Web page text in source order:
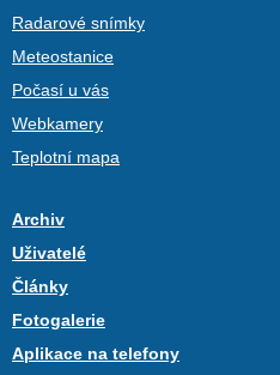
Radarové snímky
Meteostanice
Počasí u vás
Webkamery
Teplotní mapa
Archiv
Uživatelé
Články
Fotogalerie
Aplikace na telefony